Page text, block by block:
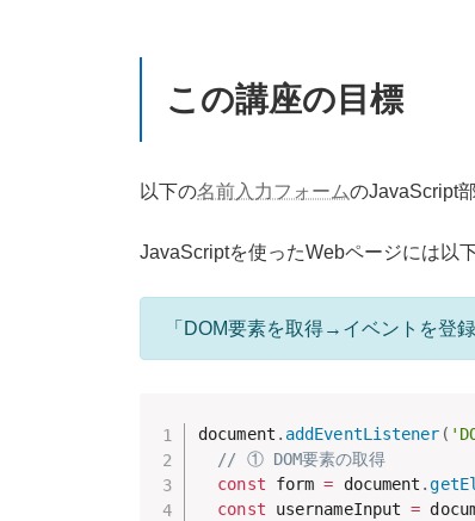
この講座の目標
以下の名前入力フォームのJavaScript
JavaScriptを使ったWebページには以
「DOM要素を取得→イベントを登
document . addEventListener (
// ① DOM要素の取得
const form = document .
const usernameInput =